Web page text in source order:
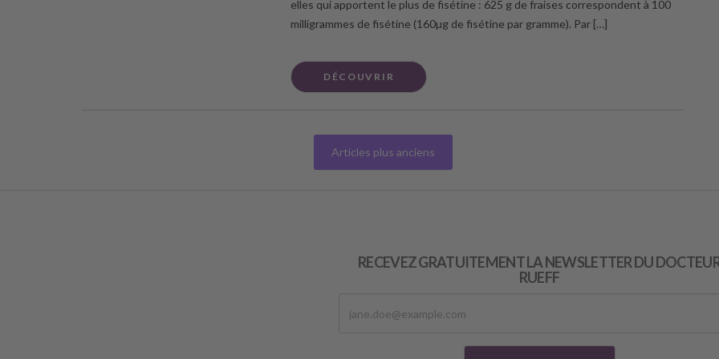
elles qui apportent le plus de fisétine : 625 g de fraises correspondent à 100
milligrammes de fisétine (160µg de fisétine par gramme). Par […]
DÉCOUVRIR
Articles plus anciens
RECEVEZ GRATUITEMENT LA NEWSLETTER DU
RUEFF